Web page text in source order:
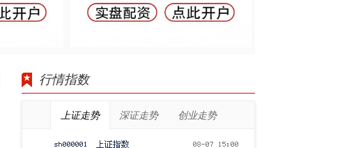
行情指数
上证走势 深证走势 创业走势